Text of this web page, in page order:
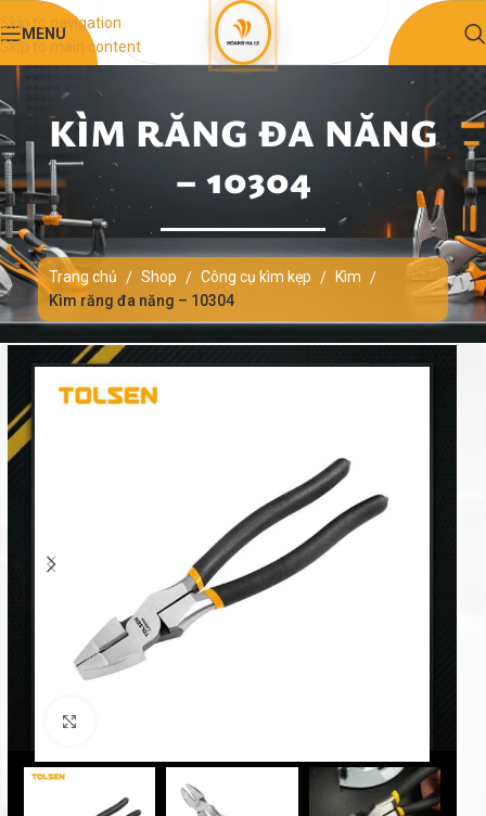
Skip to navigation
Skip to main content
MENU
KÌM RĂNG ĐA NĂNG
– 10304
Trang chủ / Shop / Công cụ kìm kẹp / Kìm /
Kìm răng đa năng – 10304